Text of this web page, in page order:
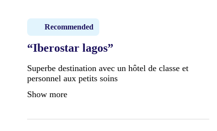
Recommended
“Iberostar lagos”
Superbe destination avec un hôtel de classe et
personnel aux petits soins
Show more